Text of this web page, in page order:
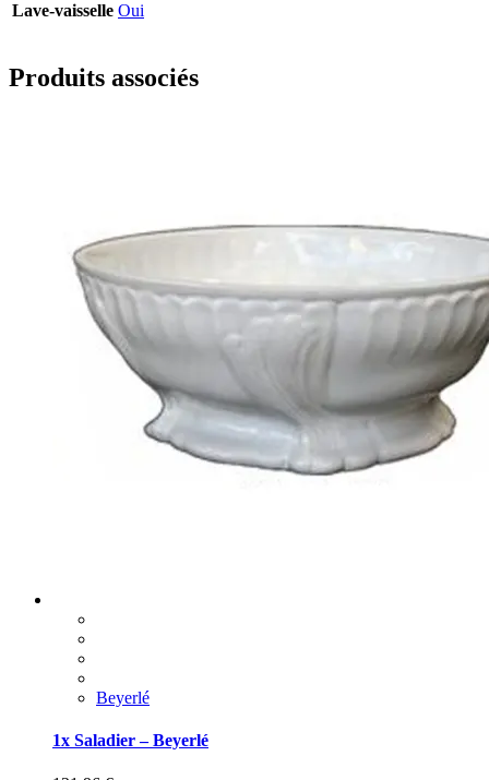
Lave-vaisselle Oui
Produits associés
Beyerlé
1x Saladier – Beyerlé